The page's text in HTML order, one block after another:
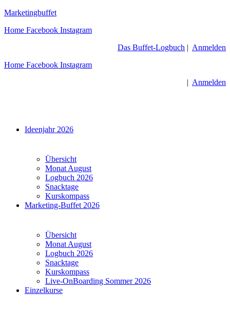
Zum
springen
Marketingbuffet
Home Facebook Instagram
Das Buffet-Logbuch | Anmelden
Home Facebook Instagram
| Anmelden
Menü Ideenjahr 2026
Übersicht
Monat August
Logbuch 2026
Snacktage
Kurskompass
Marketing-Buffet 2026
Übersicht
Monat August
Logbuch 2026
Snacktage
Kurskompass
Live-OnBoarding Sommer 2026
Einzelkurse